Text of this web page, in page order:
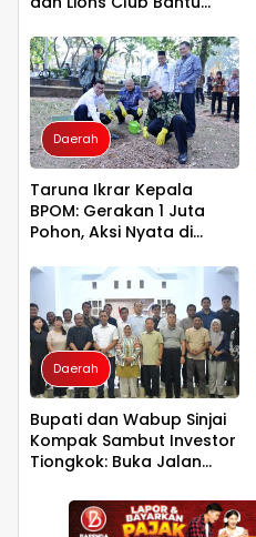
Daerah
Taruna Ikrar Kepala
BPOM: Gerakan 1 Juta
Pohon, Aksi Nyata di
untuk Kelestarian Bumi
Daerah
Bupati dan Wabup Sinjai
Kompak Sambut Investor
Tiongkok: Buka Jalan